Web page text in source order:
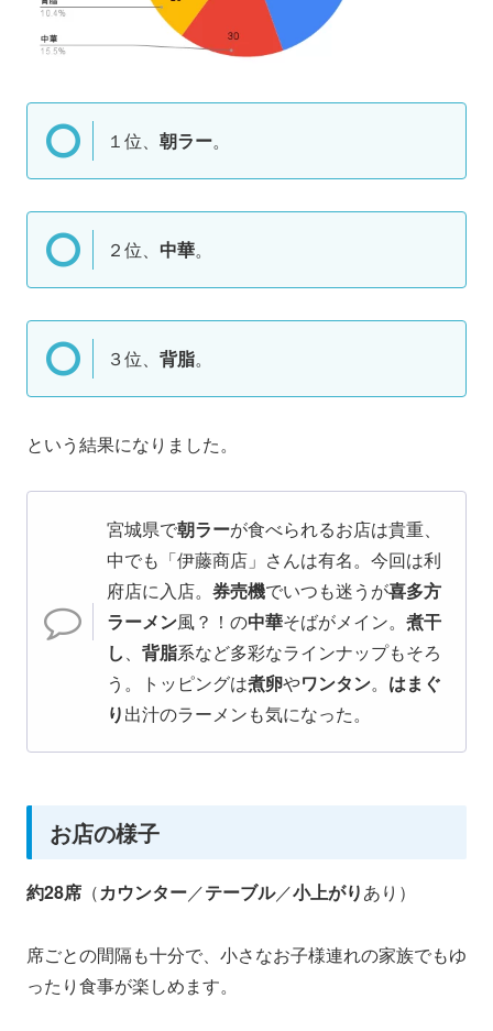
１位、 朝ラー。
２位、 中華。
３位、 背脂。
という結果になりました。
宮城県で朝ラーが食べられるお店は貴重、
中でも「伊藤商店」さんは有名。今回は利
府店に入店。 券売機でいつも迷うが喜多方
ラーメン風？！の中華そばがメイン。 煮干
し、 背脂系など多彩なラインナップもそろ
う。トッピングは煮卵やワンタン。 はまぐ
り出汁のラーメンも気になった。
お店の様子
約28席 （カウンター／テーブル／小上がりあり）
席ごとの間隔も十分で、小さなお子様連れの家族でもゆ
ったり食事が楽しめます。